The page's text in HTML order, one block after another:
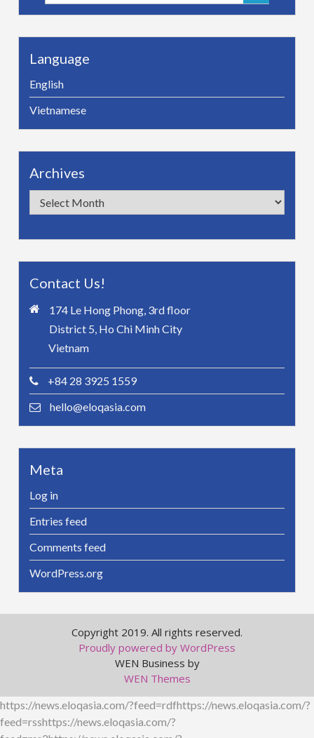
for:
Language
English
Vietnamese
Archives
Archives
Contact Us!
174 Le Hong Phong, 3rd floor
District 5, Ho Chi Minh City
Vietnam
+84 28 3925 1559
hello@eloqasia.com
Meta
Log in
Entries feed
Comments feed
WordPress.org
Copyright 2019. All rights reserved.
Proudly powered by WordPress
WEN Business by
WEN Themes
https://news.eloqasia.com/?feed=rdfhttps://news.eloqasia.com/?
feed=rsshttps://news.eloqasia.com/?